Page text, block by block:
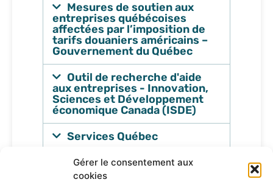
Gérer le consentement aux
cookies
Mesures de soutien aux
entreprises québécoises
affectées par l’imposition de
tarifs douaniers américains –
Gouvernement du Québec
Outil de recherche d'aide
aux entreprises - Innovation,
Sciences et Développement
économique Canada (ISDE)
Services Québec
Soutenir les exportateurs
canadiens face aux défis que